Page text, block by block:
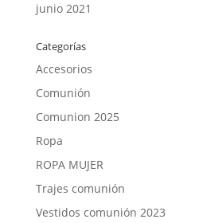
junio 2021
Categorías
Accesorios
Comunión
Comunion 2025
Ropa
ROPA MUJER
Trajes comunión
Vestidos comunión 2023